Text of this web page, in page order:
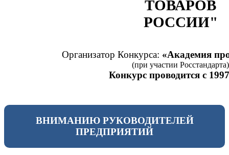
ТОВАРОВ
РОССИИ"
Организатор Конкурса: «Академия
(при участии Росстандарта)
Конкурс проводится с
ВНИМАНИЮ РУКОВОДИТЕЛЕЙ
ПРЕДПРИЯТИЙ